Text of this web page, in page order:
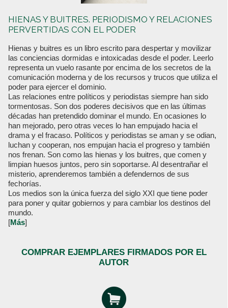
HIENAS Y BUITRES. PERIODISMO Y RELACIONES
PERVERTIDAS CON EL PODER
Hienas y buitres es un libro escrito para despertar y movilizar
las conciencias dormidas e intoxicadas desde el poder. Leerlo
representa un vuelo rasante por encima de los secretos de la
comunicación moderna y de los recursos y trucos que utiliza el
poder para ejercer el dominio.
Las relaciones entre políticos y periodistas siempre han sido
tormentosas. Son dos poderes decisivos que en las últimas
décadas han pretendido dominar el mundo. En ocasiones lo
han mejorado, pero otras veces lo han empujado hacia el
drama y el fracaso. Políticos y periodistas se aman y se odian,
luchan y cooperan, nos empujan hacia el progreso y también
nos frenan. Son como las hienas y los buitres, que comen y
limpian huesos juntos, pero sin soportarse. Al desentrañar el
misterio, aprenderemos también a defendernos de sus
fechorías.
Los medios son la única fuerza del siglo XXI que tiene poder
para poner y quitar gobiernos y para cambiar los destinos del
mundo.
[Más]
COMPRAR EJEMPLARES FIRMADOS POR EL
AUTOR